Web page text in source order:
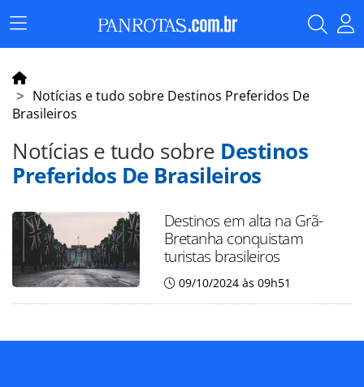
Menu
Principal
Notícias e tudo sobre Destinos Preferidos De
Brasileiros
Notícias e tudo sobre Destinos
Preferidos De Brasileiros
Destinos em alta na Grã-
Bretanha conquistam
turistas brasileiros
09/10/2024 às 09h51